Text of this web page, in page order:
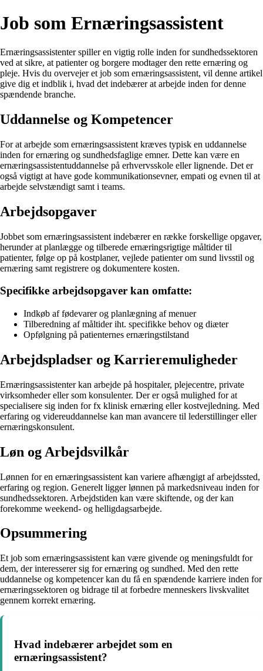
Job som Ernæringsassistent
Ernæringsassistenter spiller en vigtig rolle inden for sundhedssektoren
ved at sikre, at patienter og borgere modtager den rette ernæring og
pleje. Hvis du overvejer et job som ernæringsassistent, vil denne artikel
give dig et indblik i, hvad det indebærer at arbejde inden for denne
spændende branche.
Uddannelse og Kompetencer
For at arbejde som ernæringsassistent kræves typisk en uddannelse
inden for ernæring og sundhedsfaglige emner. Dette kan være en
ernæringsassistentuddannelse på erhvervsskole eller lignende. Det er
også vigtigt at have gode kommunikationsevner, empati og evnen til at
arbejde selvstændigt samt i teams.
Arbejdsopgaver
Jobbet som ernæringsassistent indebærer en række forskellige opgaver,
herunder at planlægge og tilberede ernæringsrigtige måltider til
patienter, følge op på kostplaner, vejlede patienter om sund livsstil og
ernæring samt registrere og dokumentere kosten.
Specifikke arbejdsopgaver kan omfatte:
Indkøb af fødevarer og planlægning af menuer
Tilberedning af måltider iht. specifikke behov og diæter
Opfølgning på patienternes ernæringstilstand
Arbejdspladser og Karrieremuligheder
Ernæringsassistenter kan arbejde på hospitaler, plejecentre, private
virksomheder eller som konsulenter. Der er også mulighed for at
specialisere sig inden for fx klinisk ernæring eller kostvejledning. Med
erfaring og videreuddannelse kan man avancere til lederstillinger eller
ernæringskonsulent.
Løn og Arbejdsvilkår
Lønnen for en ernæringsassistent kan variere afhængigt af arbejdssted,
erfaring og region. Generelt ligger lønnen på markedsniveau inden for
sundhedssektoren. Arbejdstiden kan være skiftende, og der kan
forekomme weekend- og helligdagsarbejde.
Opsummering
Et job som ernæringsassistent kan være givende og meningsfuldt for
dem, der interesserer sig for ernæring og sundhed. Med den rette
uddannelse og kompetencer kan du få en spændende karriere inden for
ernæringssektoren og bidrage til at forbedre menneskers livskvalitet
gennem korrekt ernæring.
Hvad indebærer arbejdet som en
ernæringsassistent?